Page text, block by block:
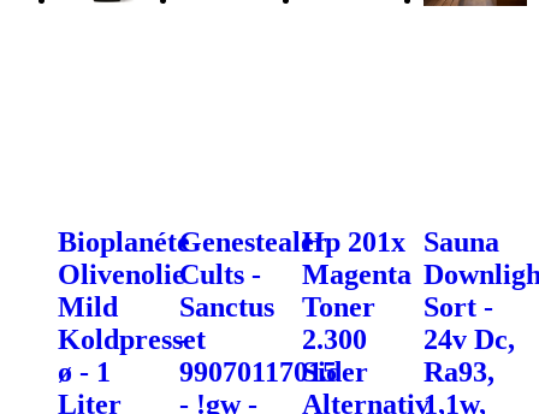
Bioplanéte
Olivenolie
Mild
Koldpresset
ø - 1
Liter
Genestealer
Cults -
Sanctus
-
99070117015
- !gw -
Hp 201x
Magenta
Toner
2.300
Sider
Alternativ
Sauna
Sort -
24v Dc,
Ra93,
1,1w,